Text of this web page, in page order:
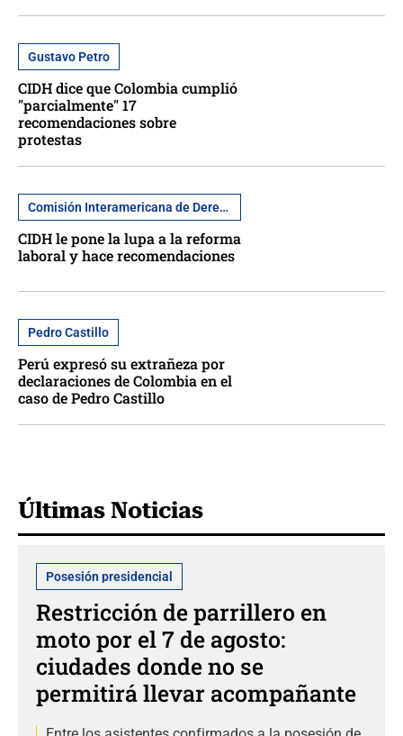
Gustavo Petro
CIDH dice que Colombia cumplió
"parcialmente" 17
recomendaciones sobre
protestas
Comisión Interamericana de Derechos Humanos
CIDH le pone la lupa a la reforma
laboral y hace recomendaciones
Pedro Castillo
Perú expresó su extrañeza por
declaraciones de Colombia en el
caso de Pedro Castillo
Últimas Noticias
Posesión presidencial
Restricción de parrillero en
moto por el 7 de agosto:
ciudades donde no se
permitirá llevar acompañante